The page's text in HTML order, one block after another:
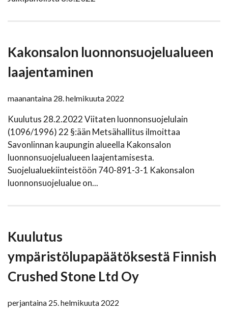
Kakonsalon luonnonsuojelualueen
laajentaminen
maanantaina 28. helmikuuta 2022
Kuulutus 28.2.2022 Viitaten luonnonsuojelulain
(1096/1996) 22 §:ään Metsähallitus ilmoittaa
Savonlinnan kaupungin alueella Kakonsalon
luonnonsuojelualueen laajentamisesta.
Suojelualuekiinteistöön 740-891-3-1 Kakonsalon
luonnonsuojelualue on...
Kuulutus
ympäristölupapäätöksestä Finnish
Crushed Stone Ltd Oy
perjantaina 25. helmikuuta 2022